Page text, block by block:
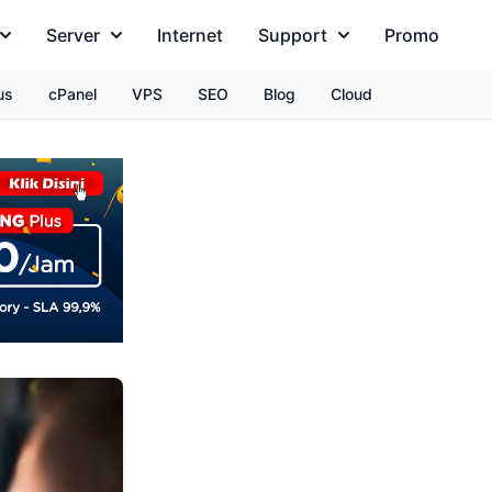
Server Internet Support Promo
cPanel VPS SEO Blog Cloud